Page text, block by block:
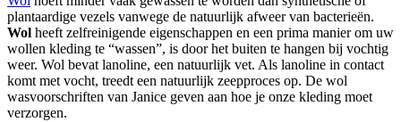
plantaardige vezels vanwege de natuurlijk afweer van bacterieën.
Wol heeft zelfreinigende eigenschappen en een prima manier om uw
wollen kleding te “wassen”, is door het buiten te hangen bij vochtig
weer. Wol bevat lanoline, een natuurlijk vet. Als lanoline in contact
komt met vocht, treedt een natuurlijk zeepproces op. De wol
wasvoorschriften van Janice geven aan hoe je onze kleding moet
verzorgen.